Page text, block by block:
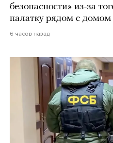
безопасности» из-за
палатку рядом с домом
6 часов назад